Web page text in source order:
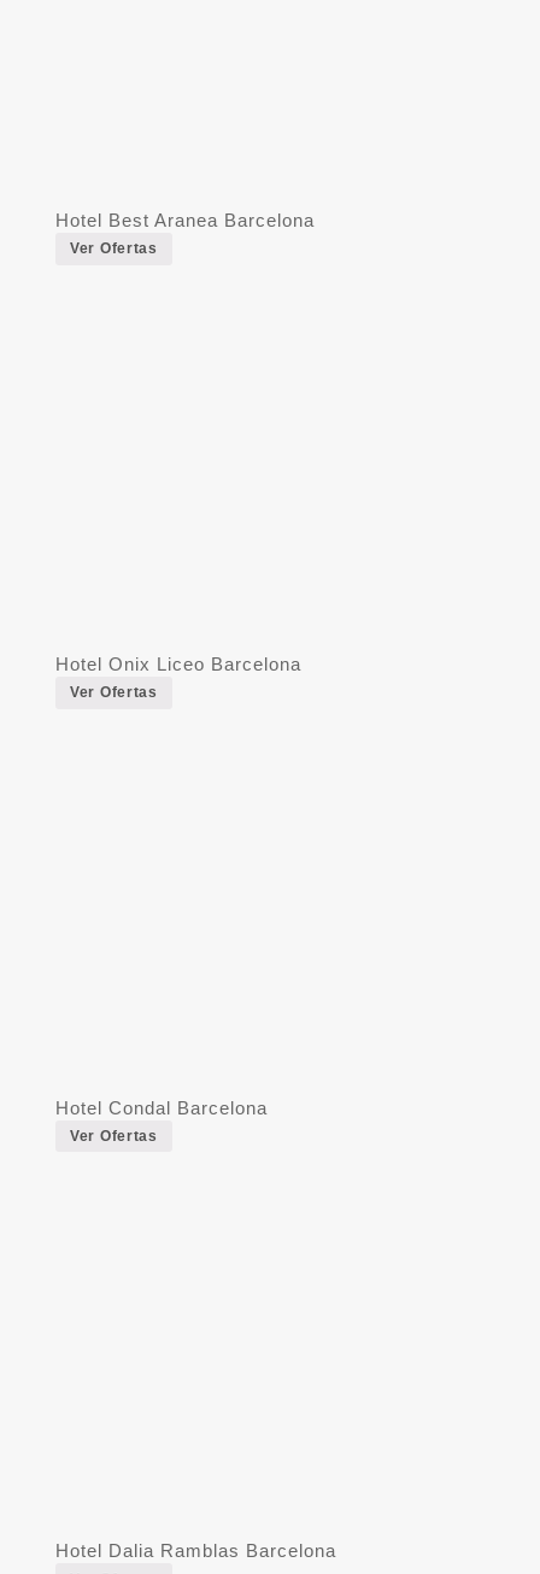
Hotel Best Aranea Barcelona
Ver Ofertas
Hotel Onix Liceo Barcelona
Ver Ofertas
Hotel Condal Barcelona
Ver Ofertas
Hotel Dalia Ramblas Barcelona